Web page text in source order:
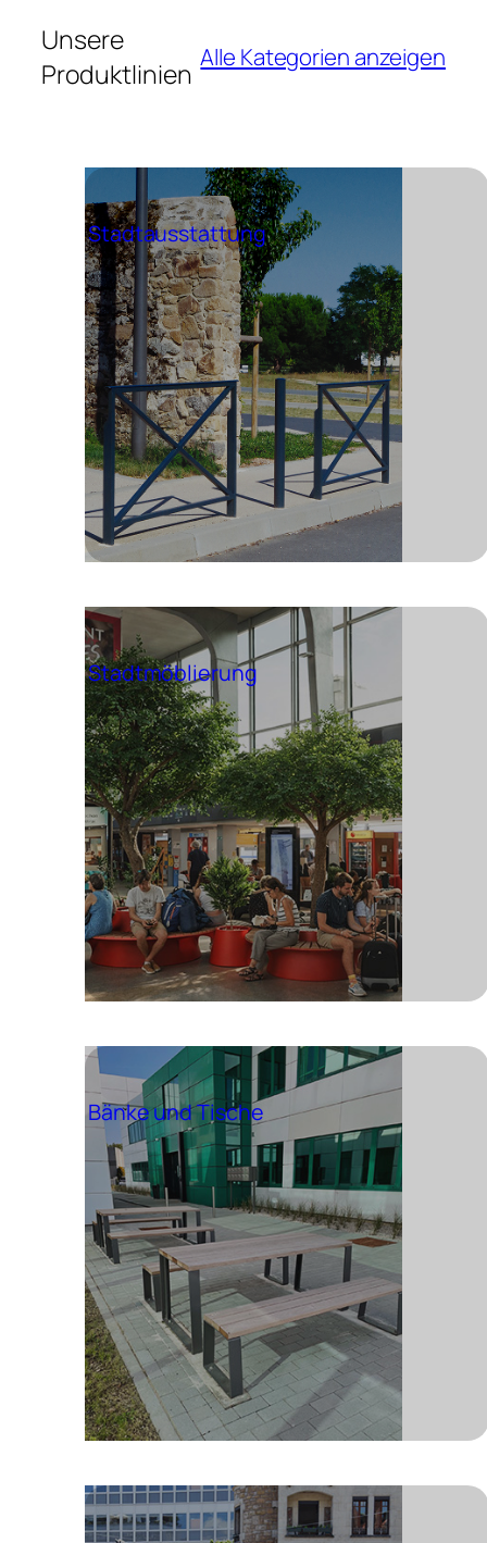
Unsere
Produktlinien Alle Kategorien anzeigen
Stadtausstattung
Stadtmöblierung
Bänke und Tische